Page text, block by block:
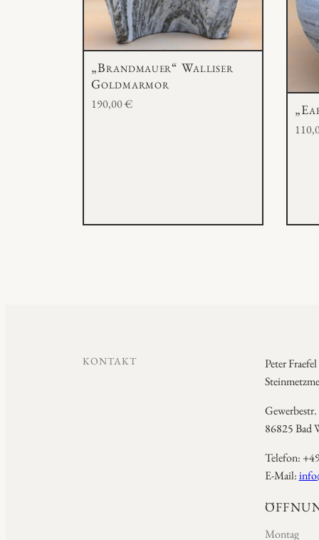
„Brandmauer“ Walliser
Goldmarmor
190,00€
KONTAKT
Peter Fraefel
Gewerbestr.
86825 Bad
Telefon:
E-Mail:
Montag